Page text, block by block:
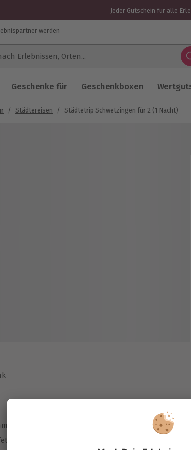
Jeder Gutschein für alle
werden
Erlebnissen...
Geschenke für Geschenkboxen
/ Städtereisen / Städtetrip Schwetzingen für 2 (1 Nacht)
im Hotel ACHAT Schwetzingen